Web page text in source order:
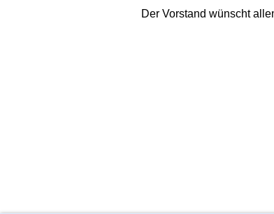
Der Vorstand wünscht